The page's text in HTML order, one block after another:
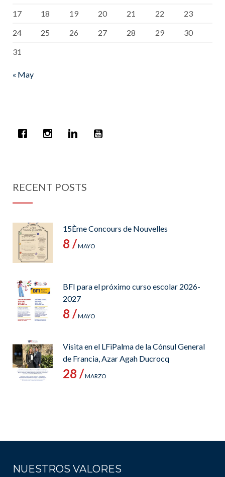
17 18 19 20 21 22
23
24
25 26 27 28 29
30
31
« May
RECENT POSTS
15Ème Concours de Nouvelles
8 /MAYO
BFI para el próximo curso escolar 2026-
2027
8 /MAYO
Visita en el LFiPalma de la Cónsul General
de Francia, Azar Agah Ducrocq
28 /MARZO
NUESTROS VALORES